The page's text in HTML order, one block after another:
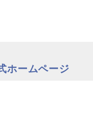
ホームページ